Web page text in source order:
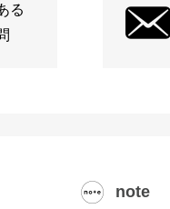
る
note